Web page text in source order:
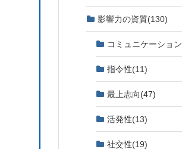
影響力の資質(130)
コミュニケーション
指令性(11)
最上志向(47)
活発性(13)
社交性(19)